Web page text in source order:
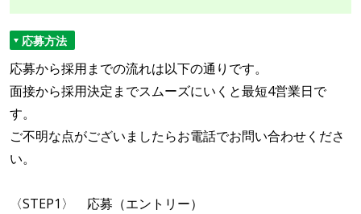
応募方法
応募から採用までの流れは以下の通りです。
面接から採用決定までスムーズにいくと最短4営業日で
す。
ご不明な点がございましたらお電話でお問い合わせくださ
い。
〈STEP1〉 応募（エントリー）